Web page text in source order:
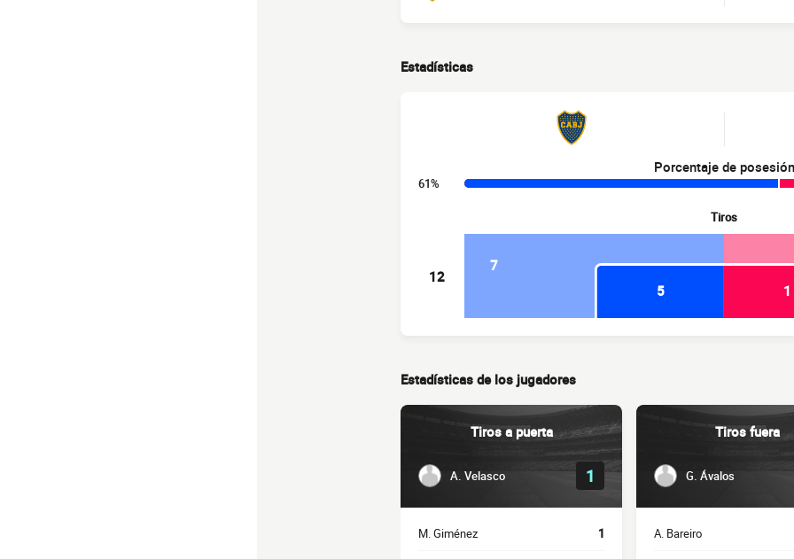
Estadísticas
Porcentaje de posesión
61%
Tiros
12
7
5
1
Estadísticas de los jugadores
Tiros a puerta
A. Velasco 1
M. Giménez 1
Tiros fuera
G. Ávalos
A. Bareiro